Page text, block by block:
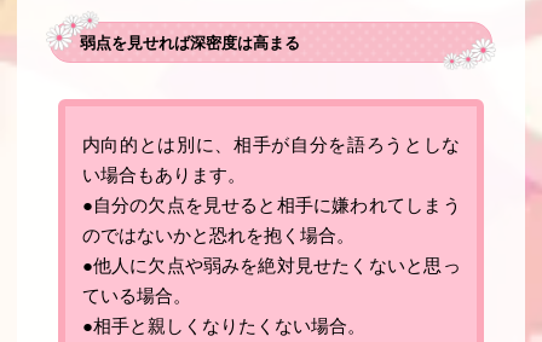
弱点を見せれば深密度は高まる
内向的とは別に、相手が自分を語ろうとしな
い場合もあります。
●自分の欠点を見せると相手に嫌われてしまう
のではないかと恐れを抱く場合。
●他人に欠点や弱みを絶対見せたくないと思っ
ている場合。
●相手と親しくなりたくない場合。